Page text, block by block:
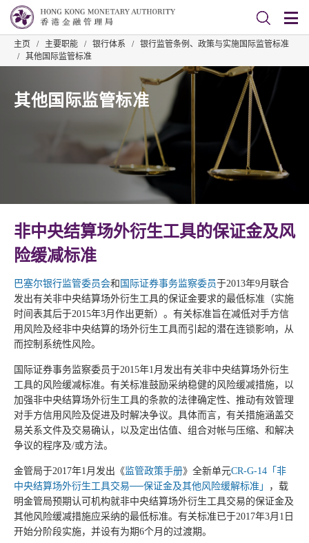
主页 / 主要职能 / 银行体系 /
银行监管条例、政策与实施国际监管标准
/
其他国际监管标准
其他国际监管标准
非中央结算场外衍生工具的保证金及风
险缓减标准
巴塞尔银行监管委员会和 国际证券事务监察委员于2013年9月联合
发出有关非中央结算场外衍生工具的保证金要求的最低标准（实施
时间表其后于2015年3月作出更新）。有关标准旨在减低对手方信
用风险及经非中央结算的场外衍生工具而引起的潜在连锁影响，从
而控制系统性风险。
国际证券事务监察委员于2015年1月发出有关非中央结算场外衍生
工具的风险缓减标准。有关标准鼓励采纳稳健的风险缓减措施，以
加强非中央结算场外衍生工具的条款的法律确定性、推动有效管理
对手方信用风险及促进及时解决争议。具体而言，有关措施涵盖交
易关系文件及交易确认，以及定出估值、组合对帐与压缩、和解决
争议的程序及/或方法。
金管局于2017年1月发出《监管政策手册》全新单元CR-G-14「非
中央结算场外衍生工具交易──保证金及其他风险缓解标准」
，载
明金管局预期认可机构就非中央结算场外衍生工具交易的保证金及
其他风险缓减措施应采纳的最低标准。有关标准已于2017年3月1日
开始分阶段实施，并设有为期6个月的过渡期。